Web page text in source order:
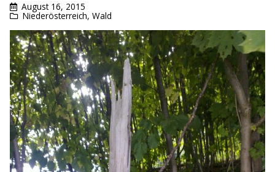
August 16, 2015
Niederösterreich, Wald